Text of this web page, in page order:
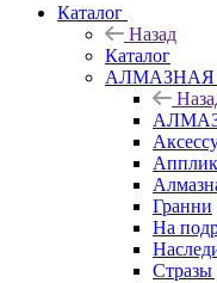
Каталог
Назад
Каталог
Гранни
На
Стразы